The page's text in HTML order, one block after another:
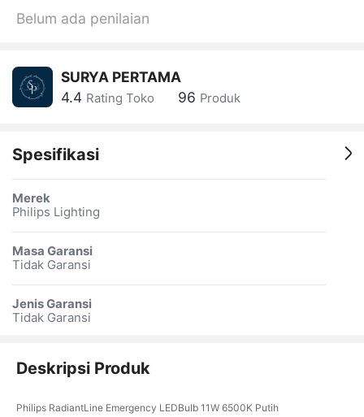
Belum ada penilaian
SURYA PERTAMA
4.4 Rating Toko 96 Produk
Spesifikasi
Merek
Philips Lighting
Masa Garansi
Tidak Garansi
Jenis Garansi
Tidak Garansi
Deskripsi Produk
Philips RadiantLine Emergency LEDBulb 11W 6500K Putih